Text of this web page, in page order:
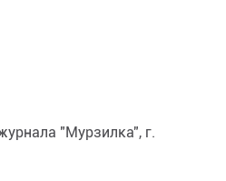
"Мурзилка", г.